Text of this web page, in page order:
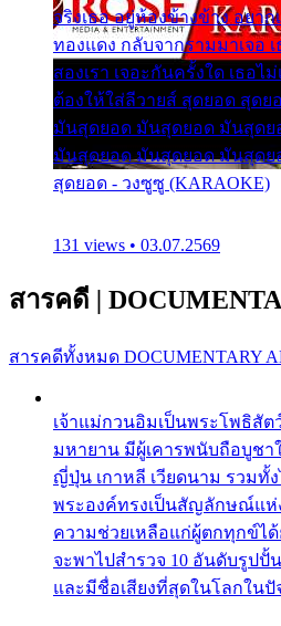
จริงเธอ อยู่ห้องข้างข้าง อยา
ทองแดง กลับจากรามมาเจอ
สองเรา เจอะกันครั้งใด เธอไ
ต้องให้ใส่ลีวายส์ สุดยอด สุด
มันสุดยอด มันสุดยอด มันสุด
มันสุดยอด มันสุดยอด มันสุด
สุดยอด - วงซูซู (KARAOKE)
131 views • 03.07.2569
สารคดี |
สารคดีทั้งหมด DOCUMENTARY
เจ้าแม่กวนอิมเป็นพระโพธิสั
มหายาน มีผู้เคารพนับถือบูชา
ญี่ปุ่น เกาหลี เวียดนาม รวมทั้
พระองค์ทรงเป็นสัญลักษณ์แห่
ความช่วยเหลือแก่ผู้ตกทุกข์ได้
จะพาไปสำรวจ 10 อันดับรูป
และมีชื่อเสียงที่สุดในโลกในปั